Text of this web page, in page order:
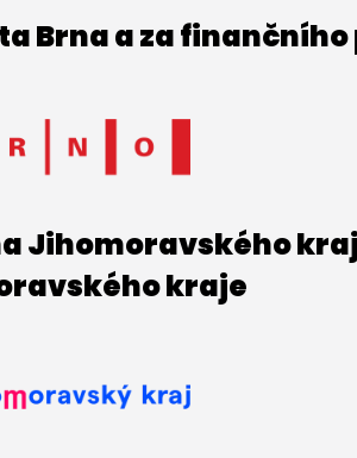
Brna a za
Jihomoravského
kraje